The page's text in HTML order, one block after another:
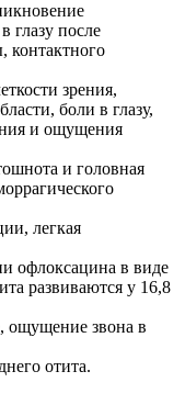
глазу после
контактного
зрения,
боли в глазу,
и ощущения
и головная
легкая
офлоксацина в виде
развиваются у 16,8
ощущение звона в
отита.